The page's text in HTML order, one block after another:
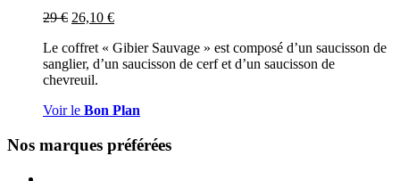
29€ 26,10 €
Le coffret « Gibier Sauvage » est composé d’un saucisson de
sanglier, d’un saucisson de cerf et d’un saucisson de
chevreuil.
Voir le Bon Plan
Nos marques préférées